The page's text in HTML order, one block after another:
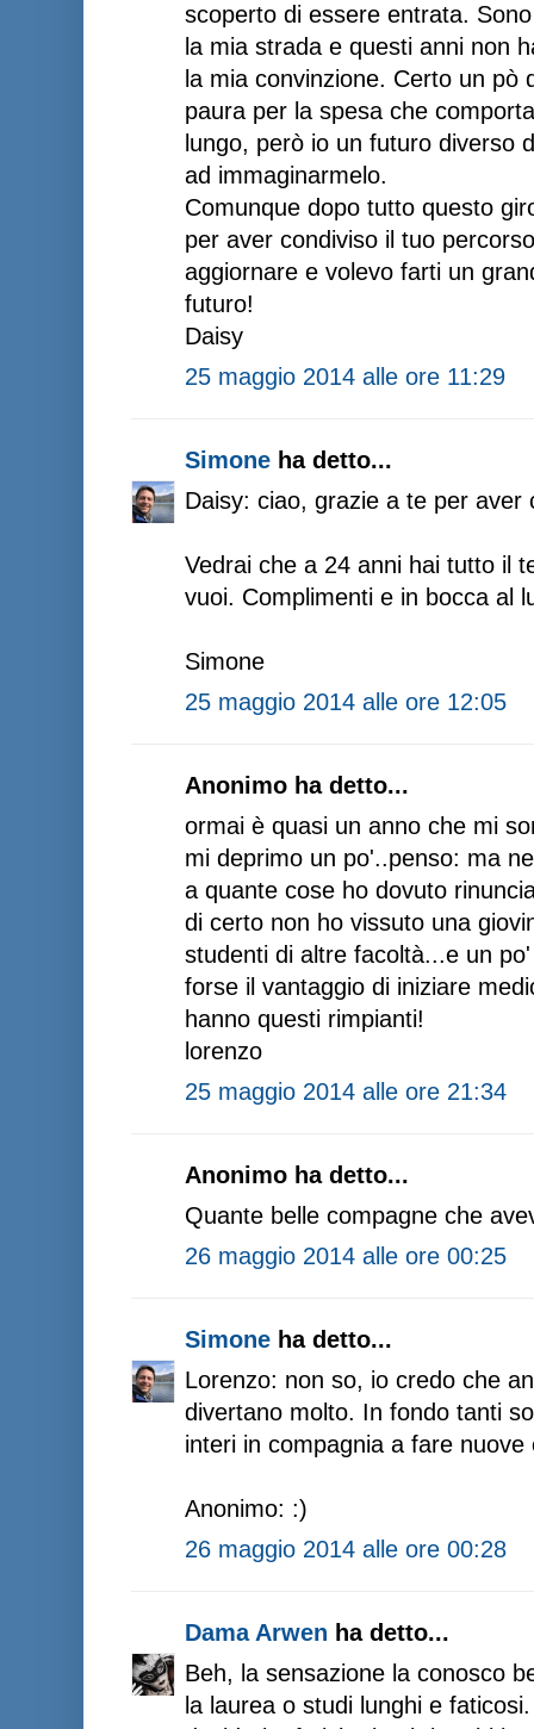
scoperto di essere entrata.
la mia strada e questi anni non
la mia convinzione. Certo un
paura per la spesa che
lungo, però io un futuro diverso
ad immaginarmelo.
Comunque dopo tutto questo
per aver condiviso il tuo
aggiornare e volevo farti un
futuro!
Daisy
25 maggio 2014 alle ore 11:29
Simone ha detto...
Daisy: ciao, grazie a te per
Vedrai che a 24 anni hai tutto il
vuoi. Complimenti e in bocca al
Simone
25 maggio 2014 alle ore 12:05
Anonimo ha detto...
ormai è quasi un anno che mi
mi deprimo un po'..penso: ma
a quante cose ho dovuto
di certo non ho vissuto una
studenti di altre facoltà...e un
forse il vantaggio di iniziare
hanno questi rimpianti!
lorenzo
25 maggio 2014 alle ore 21:34
Anonimo ha detto...
Quante belle compagne che
26 maggio 2014 alle ore 00:25
Simone ha detto...
Lorenzo: non so, io credo che
divertano molto. In fondo tanti
interi in compagnia a fare nuove
Anonimo: :)
26 maggio 2014 alle ore 00:28
Dama Arwen ha detto...
Beh, la sensazione la conosco
la laurea o studi lunghi e